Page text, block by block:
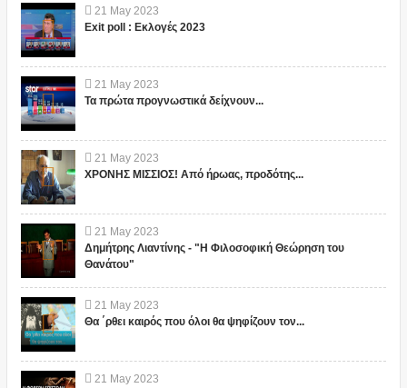
21 May 2023
Exit poll : Εκλογές 2023
21 May 2023
Τα πρώτα προγνωστικά δείχνουν...
21 May 2023
ΧΡΟΝΗΣ ΜΙΣΣΙΟΣ! Από ήρωας, προδότης...
21 May 2023
Δημήτρης Λιαντίνης - "Η Φιλοσοφική Θεώρηση του
Θανάτου"
21 May 2023
Θα ΄ρθει καιρός που όλοι θα ψηφίζουν τον...
21 May 2023